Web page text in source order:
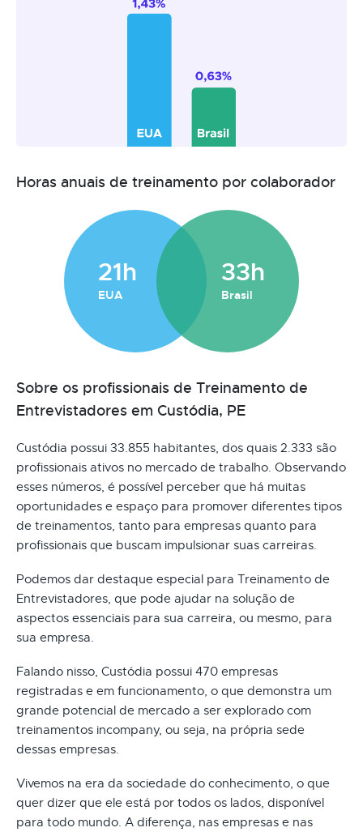
Horas anuais de treinamento por colaborador
21h
EUA
33h
Brasil
Sobre os profissionais de Treinamento de
Entrevistadores em Custódia, PE
Custódia possui 33.855 habitantes, dos quais 2.333 são
profissionais ativos no mercado de trabalho. Observando
esses números, é possível perceber que há muitas
oportunidades e espaço para promover diferentes tipos
de treinamentos, tanto para empresas quanto para
profissionais que buscam impulsionar suas carreiras.
Podemos dar destaque especial para Treinamento de
Entrevistadores, que pode ajudar na solução de
aspectos essenciais para sua carreira, ou mesmo, para
sua empresa.
Falando nisso, Custódia possui 470 empresas
registradas e em funcionamento, o que demonstra um
grande potencial de mercado a ser explorado com
treinamentos incompany, ou seja, na própria sede
dessas empresas.
Vivemos na era da sociedade do conhecimento, o que
quer dizer que ele está por todos os lados, disponível
para todo mundo. A diferença, nas empresas e nas